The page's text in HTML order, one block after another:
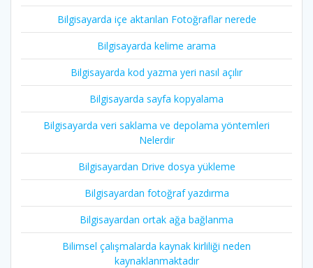
Bilgisayarda içe aktarılan Fotoğraflar nerede
Bilgisayarda kelime arama
Bilgisayarda kod yazma yeri nasıl açılır
Bilgisayarda sayfa kopyalama
Bilgisayarda veri saklama ve depolama yöntemleri
Nelerdir
Bilgisayardan Drive dosya yükleme
Bilgisayardan fotoğraf yazdırma
Bilgisayardan ortak ağa bağlanma
Bilimsel çalışmalarda kaynak kirliliği neden
kaynaklanmaktadır